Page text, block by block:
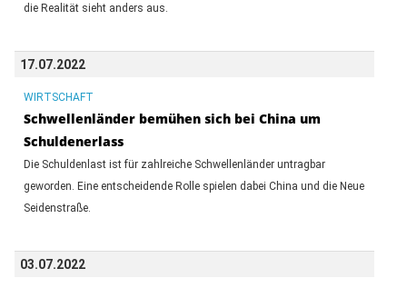
die Realität sieht anders aus.
17.07.2022
WIRTSCHAFT
Schwellenländer bemühen sich bei China um
Schuldenerlass
Die Schuldenlast ist für zahlreiche Schwellenländer untragbar
geworden. Eine entscheidende Rolle spielen dabei China und die Neue
Seidenstraße.
03.07.2022